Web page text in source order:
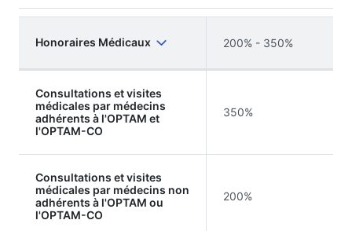
Honoraires Médicaux 200% - 350%
Consultations et visites
médicales par médecins
adhérents à l'OPTAM et
l'OPTAM-CO
350%
Consultations et visites
médicales par médecins non
adhérents à l'OPTAM ou
l'OPTAM-CO
200%